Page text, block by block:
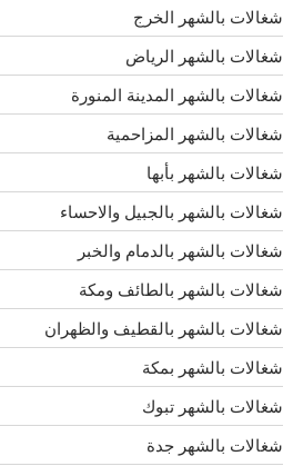
شغالات بالشهر الخرج
شغالات بالشهر الرياض
شغالات بالشهر المدينة المنورة
شغالات بالشهر المزاحمية
شغالات بالشهر بأبها
شغالات بالشهر بالجبيل والاحساء
شغالات بالشهر بالدمام والخبر
شغالات بالشهر بالطائف ومكة
شغالات بالشهر بالقطيف والظهران
شغالات بالشهر بمكة
شغالات بالشهر تبوك
شغالات بالشهر جدة